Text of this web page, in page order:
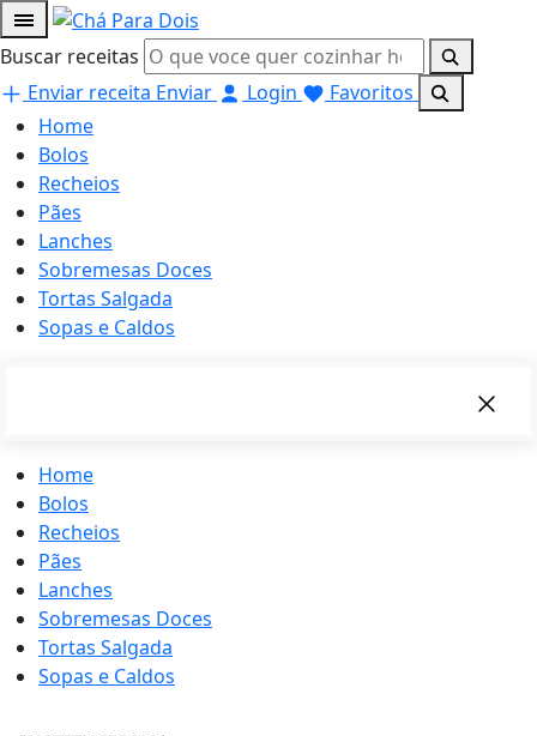
Buscar receitas
Enviar receita Enviar Login
Favoritos
Home
Bolos
Recheios
Pães
Lanches
Sobremesas Doces
Tortas Salgada
Sopas e Caldos
Home
Bolos
Recheios
Pães
Lanches
Sobremesas Doces
Tortas Salgada
Sopas e Caldos